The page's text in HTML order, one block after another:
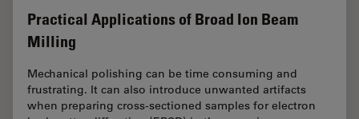
Practical Applications of Broad Ion Beam
Milling
Mechanical polishing can be time consuming and
frustrating. It can also introduce unwanted artifacts
when preparing cross-sectioned samples for electron